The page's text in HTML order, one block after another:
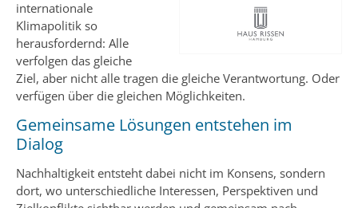
internationale
Klimapolitik so
herausfordernd: Alle
verfolgen das gleiche
Ziel, aber nicht alle tragen die gleiche Verantwortung. Oder
verfügen über die gleichen Möglichkeiten.
Gemeinsame Lösungen entstehen im
Dialog
Nachhaltigkeit entsteht dabei nicht im Konsens, sondern
dort, wo unterschiedliche Interessen, Perspektiven und